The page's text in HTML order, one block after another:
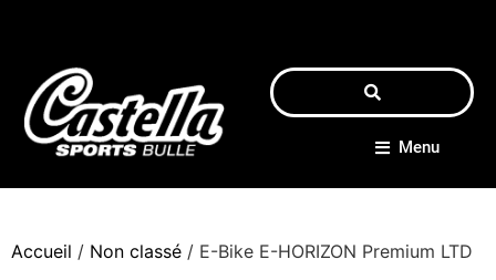
Menu
Accueil / Non classé / E-Bike E-HORIZON Premium LTD